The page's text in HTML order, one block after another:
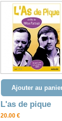
Ajouter au
L'as de pique
20.00 €